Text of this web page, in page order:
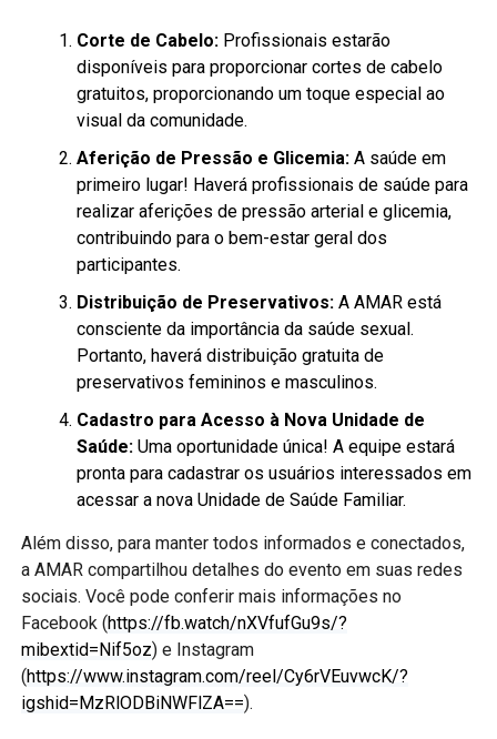
Corte de Cabelo:Profissionais estarão
disponíveis para proporcionar cortes de cabelo
gratuitos, proporcionando um toque especial ao
visual da comunidade.
Aferição de Pressão e Glicemia:A saúde em
primeiro lugar! Haverá profissionais de saúde para
realizar aferições de pressão arterial e glicemia,
contribuindo para o bem-estar geral dos
participantes.
Distribuição de Preservativos:A AMAR está
consciente da importância da saúde sexual.
Portanto, haverá distribuição gratuita de
preservativos femininos e masculinos.
Cadastro para Acesso à Nova Unidade de
Saúde:Uma oportunidade única! A equipe estará
pronta para cadastrar os usuários interessados em
acessar a nova Unidade de Saúde Familiar.
Além disso, para manter todos informados e conectados,
a AMAR compartilhou detalhes do evento em suas redes
sociais. Você pode conferir mais informações no
Facebook (https://fb.watch/nXVfufGu9s/?
mibextid=Nif5oz) e Instagram
(https://www.instagram.com/reel/Cy6rVEuvwcK/?
igshid=MzRlODBiNWFlZA==).